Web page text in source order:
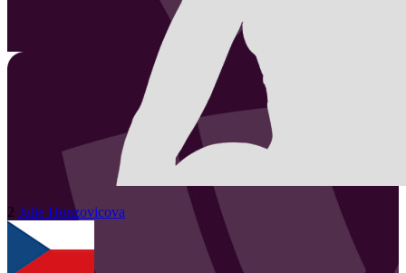
2 Julie Honzovicova